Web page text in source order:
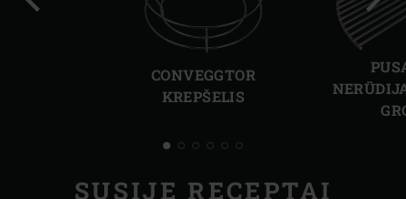
CONVEGGTOR
KREPŠELIS
Kita
SUSIJĘ RECEPTAI